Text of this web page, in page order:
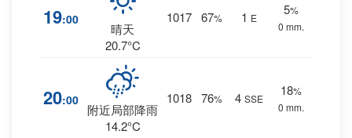
19:00
晴天
20.7°C
1017 67% 1 E
5%
0 mm.
20:00
附近局部降雨
14.2°C
1018 76% 4 SSE
18%
0 mm.